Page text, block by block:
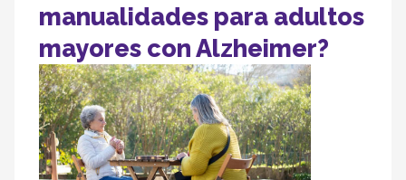
manualidades para adultos
mayores con Alzheimer?